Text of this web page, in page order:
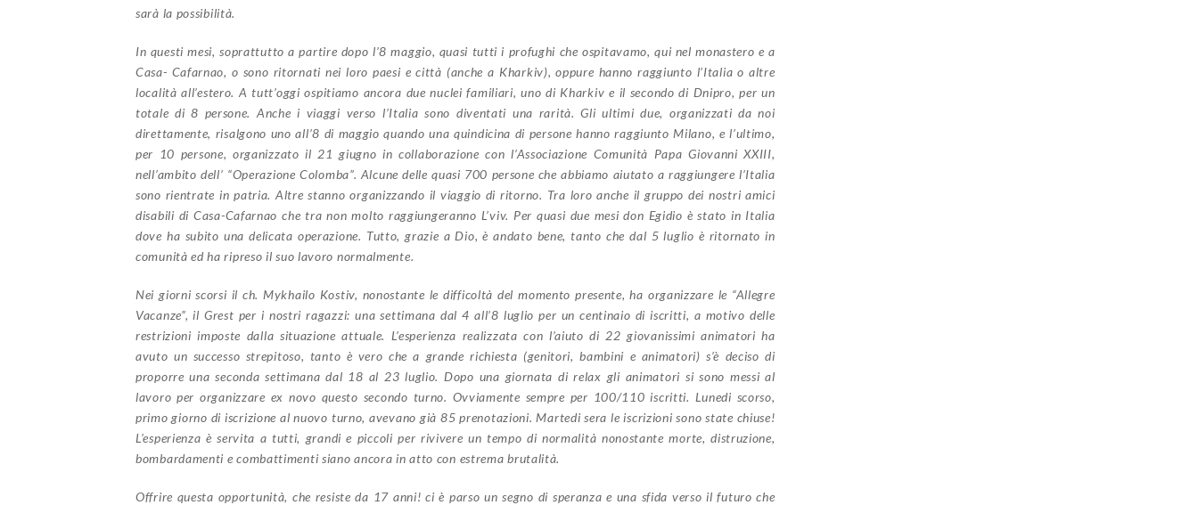
sarà la possibilità.
In questi mesi, soprattutto a partire dopo l’8 maggio, quasi tutti i profughi che ospitavamo, qui nel monastero e a
Casa- Cafarnao, o sono ritornati nei loro paesi e città (anche a Kharkiv), oppure hanno raggiunto l’Italia o altre
località all’estero. A tutt’oggi ospitiamo ancora due nuclei familiari, uno di Kharkiv e il secondo di Dnipro, per un
totale di 8 persone. Anche i viaggi verso l’Italia sono diventati una rarità. Gli ultimi due, organizzati da noi
direttamente, risalgono uno all’8 di maggio quando una quindicina di persone hanno raggiunto Milano, e l’ultimo,
per 10 persone, organizzato il 21 giugno in collaborazione con l’Associazione Comunità Papa Giovanni XXIII,
nell’ambito dell’ “Operazione Colomba”. Alcune delle quasi 700 persone che abbiamo aiutato a raggiungere l’Italia
sono rientrate in patria. Altre stanno organizzando il viaggio di ritorno. Tra loro anche il gruppo dei nostri amici
disabili di Casa-Cafarnao che tra non molto raggiungeranno L’viv. Per quasi due mesi don Egidio è stato in Italia
dove ha subito una delicata operazione. Tutto, grazie a Dio, è andato bene, tanto che dal 5 luglio è ritornato in
comunità ed ha ripreso il suo lavoro normalmente.
Nei giorni scorsi il ch. Mykhailo Kostiv, nonostante le difficoltà del momento presente, ha organizzare le “Allegre
Vacanze”, il Grest per i nostri ragazzi: una settimana dal 4 all’8 luglio per un centinaio di iscritti, a motivo delle
restrizioni imposte dalla situazione attuale. L’esperienza realizzata con l’aiuto di 22 giovanissimi animatori ha
avuto un successo strepitoso, tanto è vero che a grande richiesta (genitori, bambini e animatori) s’è deciso di
proporre una seconda settimana dal 18 al 23 luglio. Dopo una giornata di relax gli animatori si sono messi al
lavoro per organizzare ex novo questo secondo turno. Ovviamente sempre per 100/110 iscritti. Lunedi scorso,
primo giorno di iscrizione al nuovo turno, avevano già 85 prenotazioni. Martedi sera le iscrizioni sono state chiuse!
L’esperienza è servita a tutti, grandi e piccoli per rivivere un tempo di normalità nonostante morte, distruzione,
bombardamenti e combattimenti siano ancora in atto con estrema brutalità.
Offrire questa opportunità, che resiste da 17 anni! ci è parso un segno di speranza e una sfida verso il futuro che